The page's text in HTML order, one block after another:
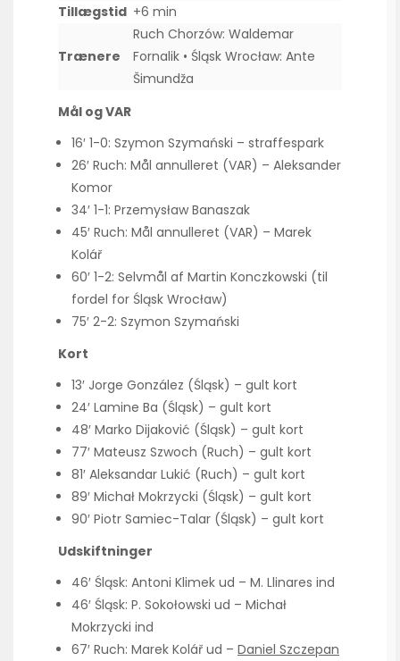
Tillægstid +6 min
Trænere
Ruch Chorzów: Waldemar
Fornalik • Śląsk Wrocław: Ante
Šimundža
Mål og VAR
16′ 1-0: Szymon Szymański – straffespark
26′ Ruch: Mål annulleret (VAR) – Aleksander
Komor
34′ 1-1: Przemysław Banaszak
45′ Ruch: Mål annulleret (VAR) – Marek
Kolář
60′ 1-2: Selvmål af Martin Konczkowski (til
fordel for Śląsk Wrocław)
75′ 2-2: Szymon Szymański
Kort
13′ Jorge González (Śląsk) – gult kort
24′ Lamine Ba (Śląsk) – gult kort
48′ Marko Dijaković (Śląsk) – gult kort
77′ Mateusz Szwoch (Ruch) – gult kort
81′ Aleksandar Lukić (Ruch) – gult kort
89′ Michał Mokrzycki (Śląsk) – gult kort
90′ Piotr Samiec-Talar (Śląsk) – gult kort
Udskiftninger
46′ Śląsk: Antoni Klimek ud – M. Llinares ind
46′ Śląsk: P. Sokołowski ud – Michał
Mokrzycki ind
67′ Ruch: Marek Kolář ud – Daniel Szczepan